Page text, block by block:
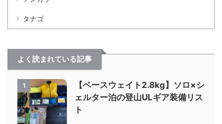
タナゴ
よく読まれている記事
1
【ベースウェイト2.8kg】ソロ×シ
ェルター泊の登山ULギア装備リス
ト